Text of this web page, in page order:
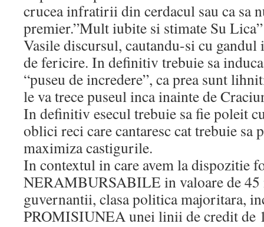
crucea infratirii din cerdacul sau ca sa
premier.”Mult iubite si stimate Su
Vasile discursul, cautandu-si cu gandul
de fericire. In definitiv trebuie sa
“puseu de incredere”, ca prea sunt
le va trece puseul inca inainte de
In definitiv esecul trebuie sa fie poleit
oblici reci care cantaresc cat trebuie sa
maximiza castigurile.
In contextul in care avem la dispozitie
NERAMBURSABILE in valoare de 45
guvernantii, clasa politica majoritara,
PROMISIUNEA unei linii de credit de